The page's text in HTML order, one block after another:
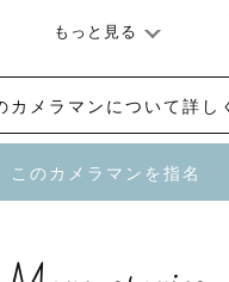
、成人式や卒業式など多岐
っております◎
さん残していきますのでど
🌿
もっと見る
カメラマンについて詳し